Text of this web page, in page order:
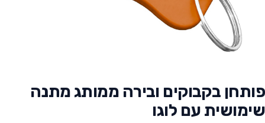
פותחן בקבוקים ובירה ממותג מתנה
שימושית עם לוגו